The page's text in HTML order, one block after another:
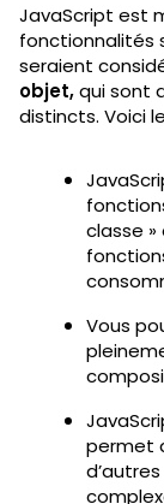
JavaScript est
fonctionnalités
seraient
objet,qui sont
distincts. Voici
classe
Vous
permet